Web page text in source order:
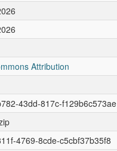
Attribution
43dd-817c-f129b6c573ae
4769-8cde-c5cbf37b35f8